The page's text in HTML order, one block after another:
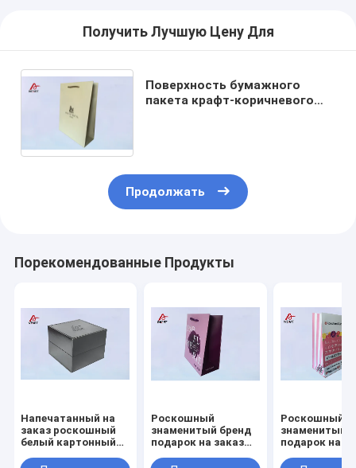
Получить Лучшую Цену Для
Поверхность бумажного
пакета крафт-коричневого
Продолжать
Порекомендованные Продукты
Напечатанный на
заказ роскошный
белый картонный
Роскошный
знаменитый бренд
подарок на заказ
Роскошный
знаменитый
подарок на